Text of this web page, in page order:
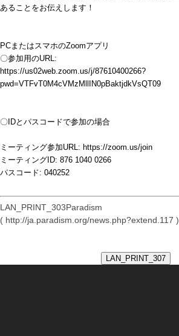
あることをお伝えします！
PCまたはスマホのZoomアプリ
〇参加用のURL:
https://us02web.zoom.us/j/87610400266?
pwd=VTFvT0M4cVMzMllIN0pBaktjdkVsQT09
〇IDとパスコードで参加の場合
ミーティング参加URL: https://zoom.us/join
ミーティングID: 876 1040 0266
パスコード: 040252
LAN_PRINT_303Paradism
( http://ja.paradism.org/news.php?extend.117 )